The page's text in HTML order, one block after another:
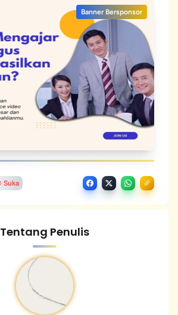
Banner Bersponsor
Suka
Tentang Penulis